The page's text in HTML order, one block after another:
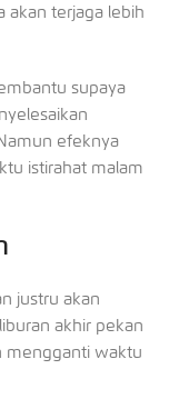
akan terjaga lebih
supaya
efeknya
istirahat malam
justru akan
akhir pekan
mengganti waktu